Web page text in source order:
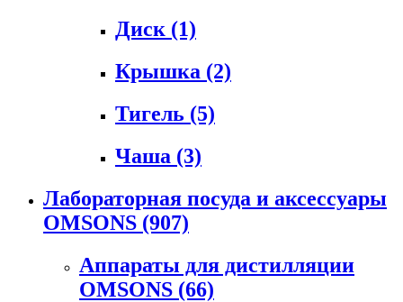
Диск (1)
Крышка (2)
Тигель (5)
Чаша (3)
Лабораторная посуда и аксессуары
OMSONS (907)
Аппараты для дистилляции
OMSONS (66)